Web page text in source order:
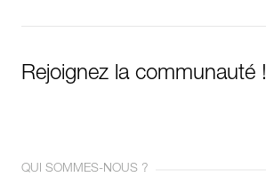
Rejoignez la communauté !
QUI SOMMES-NOUS ?